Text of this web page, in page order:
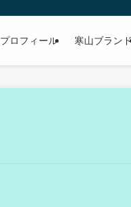
プロフィール 寒山ブラン